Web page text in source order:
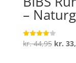
–
Vurderet
4.1
kr.44,95 Den
kr.